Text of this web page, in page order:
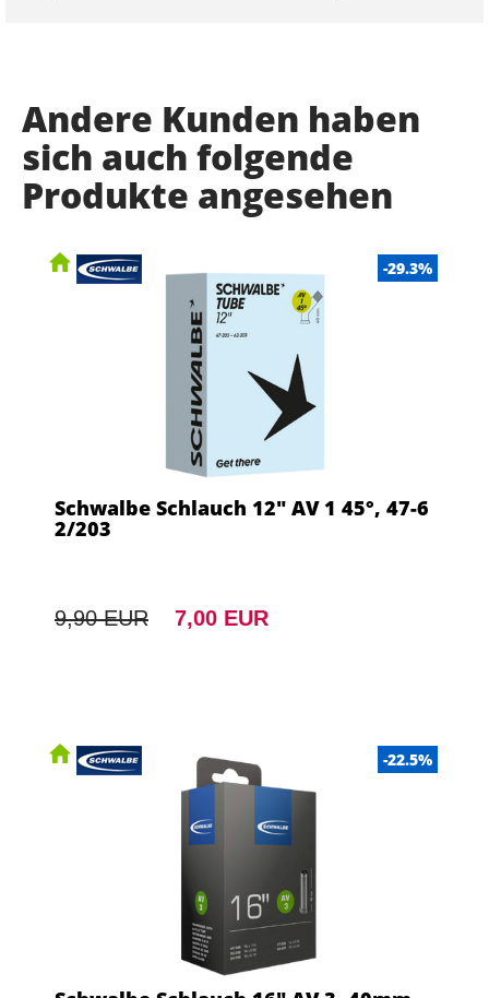
Andere Kunden haben
sich auch folgende
Produkte angesehen
-29.3%
Schwalbe Schlauch 12" AV 1 45°, 47-6
2/203
9,90 EUR 7,00 EUR
-22.5%